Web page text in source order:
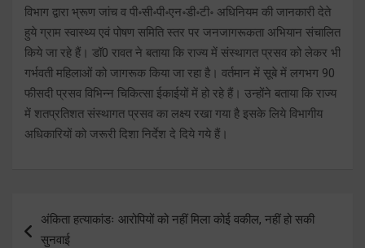
विभाग द्वारा भ्रूण जांच व पी॰सी॰पी॰एन॰डी॰टी॰ अधिनियम की जानकारी देते
हुये ग्राम स्वास्थ्य एवं पोषण समिति स्तर पर जनजागरूकता अभियान संचालित
किये जा रहे हैं। डॉ0 रावत ने बताया कि राज्य में संस्थागत प्रसव को लेकर भी
गर्भवती महिलाओं को जागरूक किया जा रहा है। वर्तमान में सूबे में लगभग 90
फीसदी प्रसव विभिन्न चिकित्सा ईकाईयों में हो रहे हैं। उन्होंने बताया कि राज्य
में शतप्रतिशत संस्थागत प्रसव का लक्ष्य रखा गया है इसके लिये विभागीय
अधिकारियों को जरूरी दिशा निर्देश दे दिये गये हैं।
navigation
अंकिता हत्याकांडः आरोपियों को नहीं मिला कोई वकील, नहीं हो सकी
सुनवाई